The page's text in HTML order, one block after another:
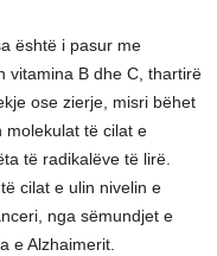
është i pasur me
vitamina B dhe C, thartirë
ose zierje, misri bëhet
molekulat të cilat e
të radikalëve të lirë.
cilat e ulin nivelin e
nga sëmundjet e
e Alzhaimerit.